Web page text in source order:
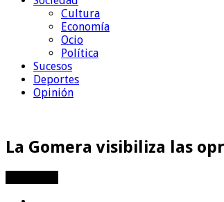
Cultura
Economía
Ocio
Política
Sucesos
Deportes
Opinión
La Gomera visibiliza las